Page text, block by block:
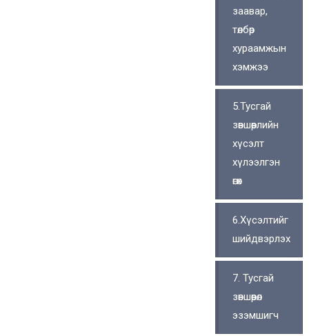
заавар,
төлбөр
хураамжын
хэмжээ
5.Тусгай
зөвшөөрлийн
хүсэлт
хүлээлгэн
өгөх
6.Хүсэлтийг
шийдвэрлэх
7. Тусгай
зөвшөөрөл
эзэмшигч